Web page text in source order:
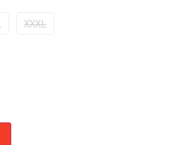
XXXL
Alternative: